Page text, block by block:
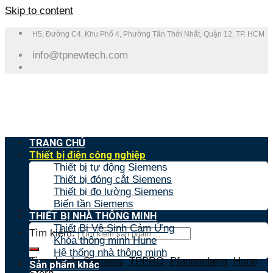
Skip to content
H5, Đường C4, Khu Phố 4, Phường Tân Thới Nhất, Quận 12, TP. HCM
info@tpnewtech.com
Tìm kiếm:
Tìm nhanh:Siemens,TPPRO,Pfannenberg,Hune,
TRANG CHỦ
Thiết bị điện công nghiệp
Thiết bị tự động Siemens
Thiết bị đóng cắt Siemens
Thiết bị đo lường Siemens
Biến tần Siemens
THIẾT BỊ NHÀ THÔNG MINH
Thiết Bị Vệ Sinh Cảm Ứng
Khóa thông minh Hune
Hệ thống nhà thông minh
Sản phẩm khác